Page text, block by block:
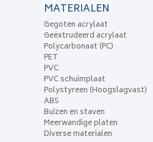
MATERIALEN
Gegoten acrylaat
Geëxtrudeerd acrylaat
Polycarbonaat (PC)
PET
PVC
PVC schuimplaat
Polystyreen (Hoogslagvast)
ABS
Buizen en staven
Meerwandige platen
Diverse materialen